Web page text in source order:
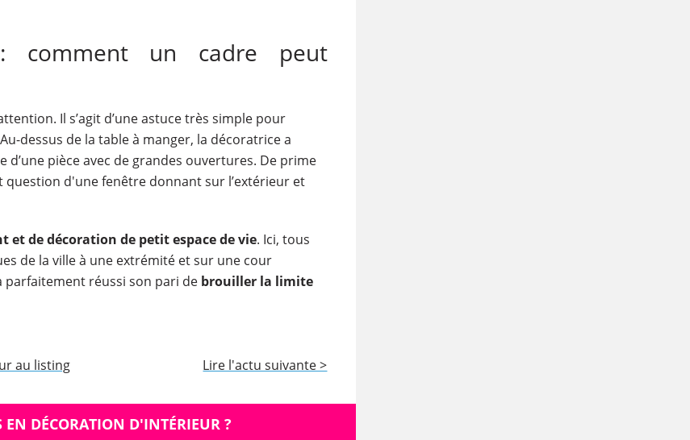
comment un cadre peut
Il s’agit d’une astuce très simple pour
dessus de la table à manger, la décoratrice a
pièce avec de grandes ouvertures. De prime
d'une fenêtre donnant sur l’extérieur et
et de décoration de petit espace de vie. Ici, tous
de la ville à une extrémité et sur une cour
parfaitement réussi son pari de brouiller la limite
au listing Lire l'actu suivante >
EN DÉCORATION D'INTÉRIEUR ?